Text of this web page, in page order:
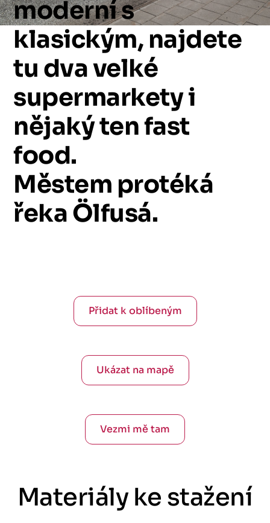
modernís
klasickým, najdete
tu dvavelké
supermarketyi
nějakýtenfast
food.
Městem protéká
řekaÖlfusá.
Přidat k oblíbeným
Ukázat na mapě
Vezmi mě tam
Materiály ke stažení